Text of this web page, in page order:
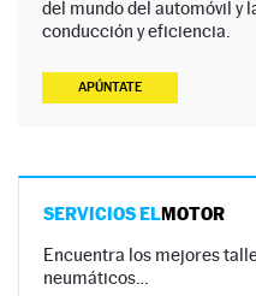
del mundo del automóvil y
conducción y eficiencia.
APÚNTATE
SERVICIOS ELMOTOR
Encuentra los mejores
neumáticos…